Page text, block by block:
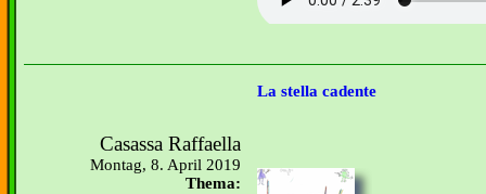
La stella cadente
Casassa Raffaella
Montag, 8. April 2019
Thema: